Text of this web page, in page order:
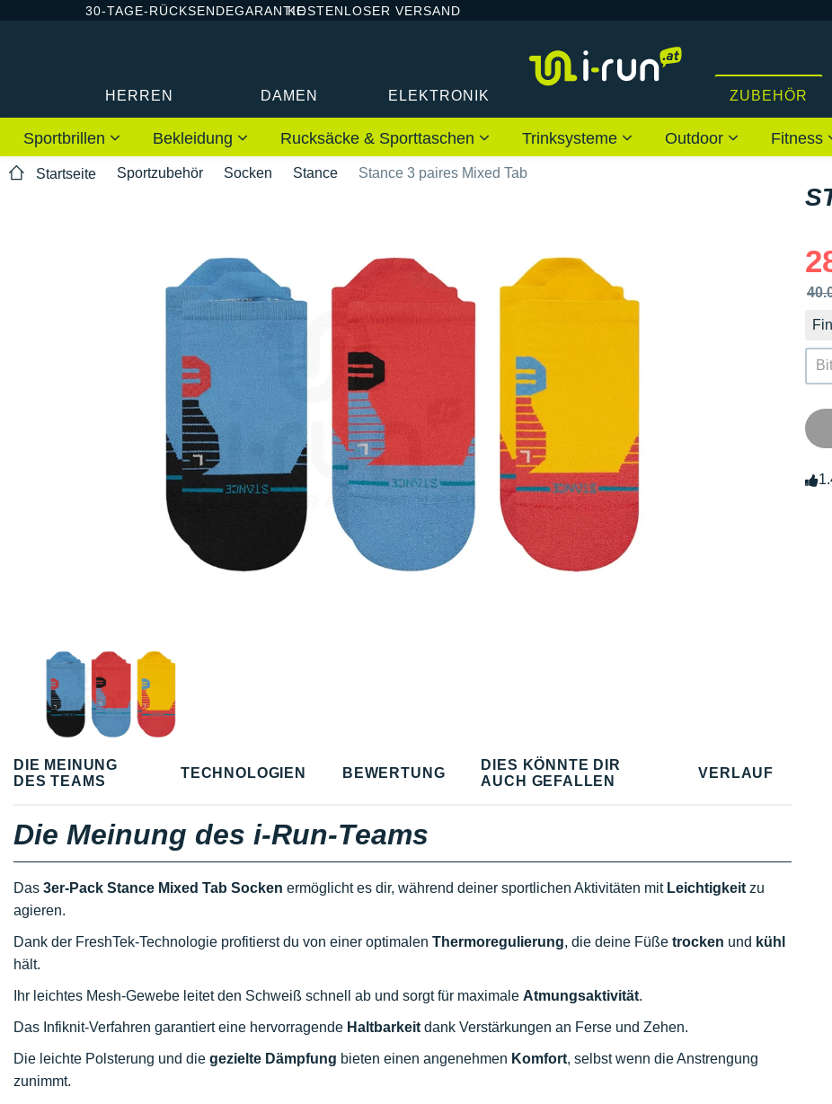
30-TAGE-RÜCKSENDEGARANTIEKOSTENLOSER VERSAND
HERREN DAMEN ELEKTRONIK ZUBEHÖR
Sportbrillen Bekleidung Rucksäcke & Sporttaschen Trinksysteme Outdoor Fitness
Startseite Sportzubehör Socken Stance Stance 3 paires Mixed Tab
DIE MEINUNG
DES TEAMS
TECHNOLOGIEN BEWERTUNG
DIES KÖNNTE DIR
AUCH GEFALLEN
VERLAUF
Die Meinung des i-Run-Teams
Das 3er-Pack Stance Mixed Tab Socken ermöglicht es dir, während deiner sportlichen Aktivitäten mit Leichtigkeit zu
agieren.
Dank der FreshTek-Technologie profitierst du von einer optimalen Thermoregulierung, die deine Füße trocken und kühl
hält.
Ihr leichtes Mesh-Gewebe leitet den Schweiß schnell ab und sorgt für maximale Atmungsaktivität.
Das Infiknit-Verfahren garantiert eine hervorragende Haltbarkeit dank Verstärkungen an Ferse und Zehen.
Die leichte Polsterung und die gezielte Dämpfung bieten einen angenehmen Komfort, selbst wenn die Anstrengung
zunimmt.